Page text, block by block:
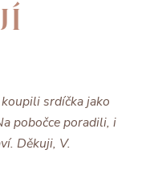
srdíčka jako
pobočce poradili, i
Děkuji, V.